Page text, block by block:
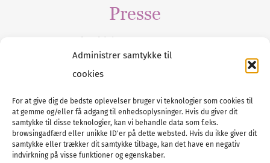
Administrer samtykke til
cookies
For at give dig de bedste oplevelser bruger vi teknologier som cookies til
at gemme og/eller få adgang til enhedsoplysninger. Hvis du giver dit
samtykke til disse teknologier, kan vi behandle data som f.eks.
browsingadfærd eller unikke ID'er på dette websted. Hvis du ikke giver dit
samtykke eller trækker dit samtykke tilbage, kan det have en negativ
indvirkning på visse funktioner og egenskaber.
Presse
Tilmeld dig vores
Tel :89 88 13 90
E-post:info@nordicbridalmedia.com
Nordic Bridal Media